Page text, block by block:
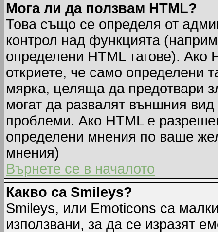
Мога ли да ползвам HTML?
Това също се определя от
контрол над функцията
определени HTML тагове).
откриете, че само определени
мярка, целяща да предотвари
могат да развалят външния
проблеми. Ако HTML е
определени мнения по ваше
мнения)
Върнете се в началото
Какво са Smileys?
Smileys, или Emoticons са
използвани, за да се изразят